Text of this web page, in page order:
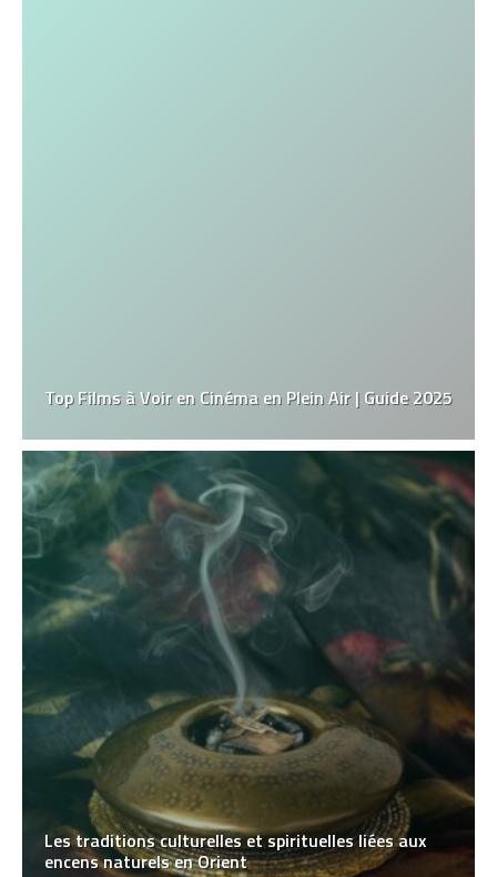
Top Films à Voir en Cinéma en Plein Air | Guide 2025
Les traditions culturelles et spirituelles liées aux
encens naturels en Orient